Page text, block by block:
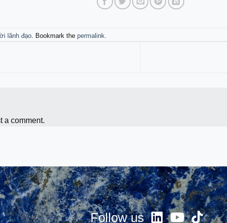
lãnh đạo. Bookmark the permalink.
a comment.
Follow us